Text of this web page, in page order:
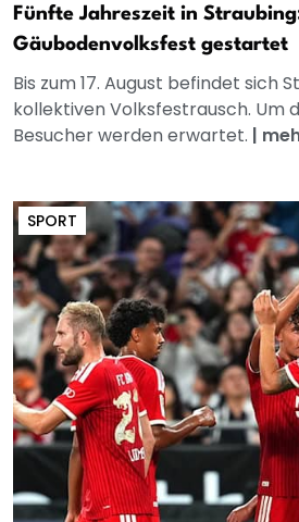
Fünfte Jahreszeit in
Gäubodenvolksfest gestartet
Bis zum 17. August befindet sich
kollektiven Volksfestrausch. Um
Besucher werden erwartet. |
SPORT